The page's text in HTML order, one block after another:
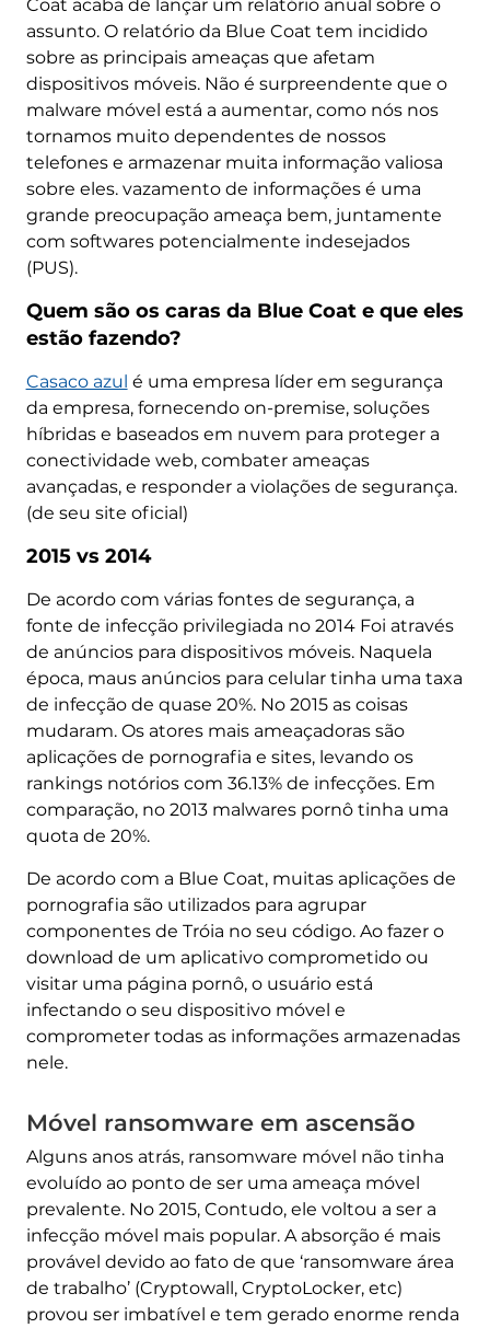
Coat acaba de lançar um relatório anual sobre o
assunto. O relatório da Blue Coat tem incidido
sobre as principais ameaças que afetam
dispositivos móveis. Não é surpreendente que o
malware móvel está a aumentar, como nós nos
tornamos muito dependentes de nossos
telefones e armazenar muita informação valiosa
sobre eles. vazamento de informações é uma
grande preocupação ameaça bem, juntamente
com softwares potencialmente indesejados
(PUS).
Quem são os caras da Blue Coat e que eles
estão fazendo?
Casaco azul é uma empresa líder em segurança
da empresa, fornecendo on-premise, soluções
híbridas e baseados em nuvem para proteger a
conectividade web, combater ameaças
avançadas, e responder a violações de segurança.
(de seu site oficial)
2015 vs 2014
De acordo com várias fontes de segurança, a
fonte de infecção privilegiada no 2014 Foi através
de anúncios para dispositivos móveis. Naquela
época, maus anúncios para celular tinha uma taxa
de infecção de quase 20%. No 2015 as coisas
mudaram. Os atores mais ameaçadoras são
aplicações de pornografia e sites, levando os
rankings notórios com 36.13% de infecções. Em
comparação, no 2013 malwares pornô tinha uma
quota de 20%.
De acordo com a Blue Coat, muitas aplicações de
pornografia são utilizados para agrupar
componentes de Tróia no seu código. Ao fazer o
download de um aplicativo comprometido ou
visitar uma página pornô, o usuário está
infectando o seu dispositivo móvel e
comprometer todas as informações armazenadas
nele.
Móvel ransomware em ascensão
Alguns anos atrás, ransomware móvel não tinha
evoluído ao ponto de ser uma ameaça móvel
prevalente. No 2015, Contudo, ele voltou a ser a
infecção móvel mais popular. A absorção é mais
provável devido ao fato de que ‘ransomware área
de trabalho’ (Cryptowall, CryptoLocker, etc)
provou ser imbatível e tem gerado enorme renda